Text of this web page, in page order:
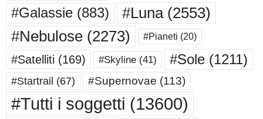
#Galassie (883) #Luna(2553)
#Nebulose (2273) #Pianeti (20)
#Satelliti (169) #Skyline (41) #Sole (1211)
#Startrail (67) #Supernovae (113)
#Tutti i soggetti (13600)